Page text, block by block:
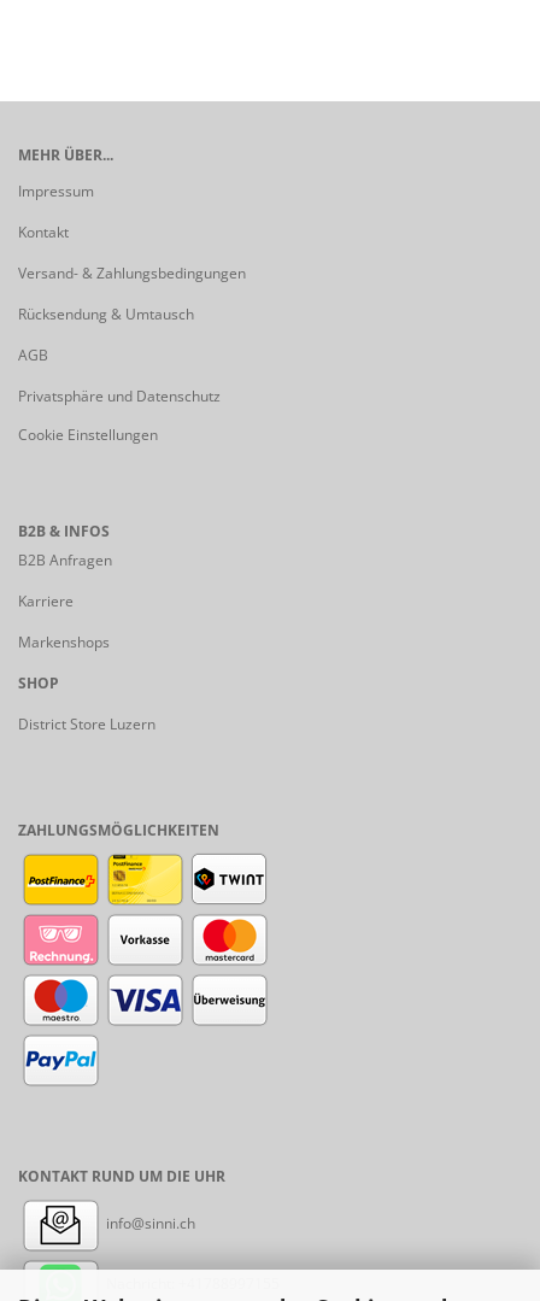
MEHR ÜBER...
Impressum
Kontakt
Versand- & Zahlungsbedingungen
Rücksendung & Umtausch
AGB
Privatsphäre und Datenschutz
Cookie Einstellungen
B2B & INFOS
B2B Anfragen
Karriere
Markenshops
SHOP
District Store Luzern
ZAHLUNGSMÖGLICHKEITEN
KONTAKT RUND UM DIE UHR
info@sinni.ch